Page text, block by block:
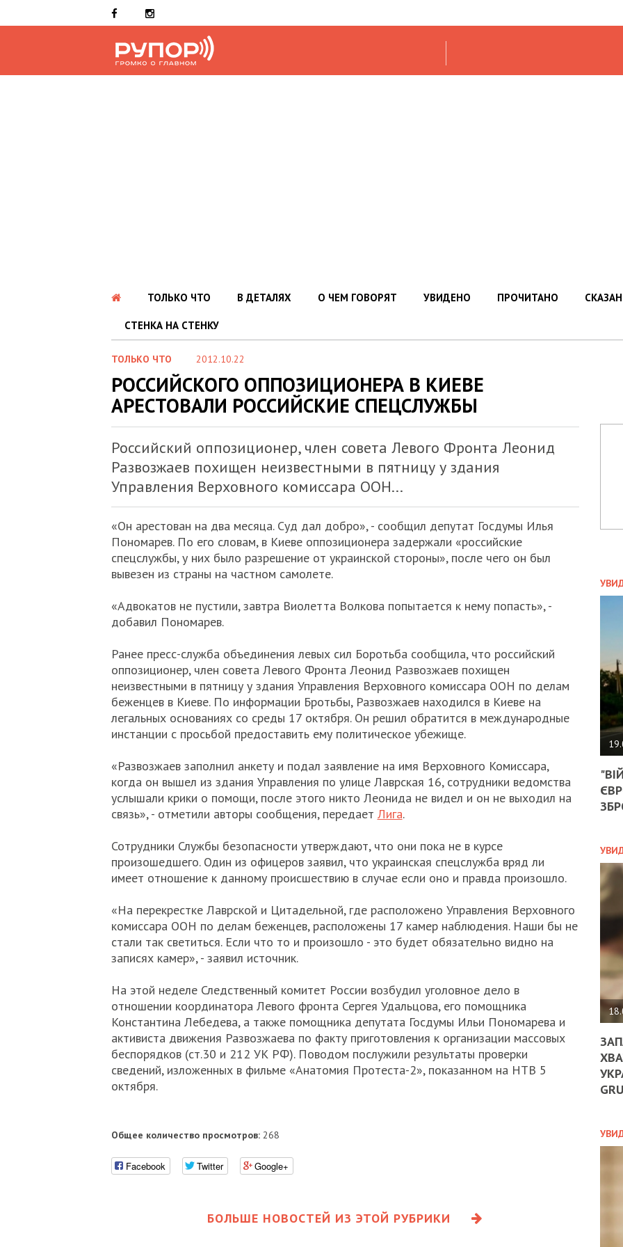
ТОЛЬКО ЧТО В ДЕТАЛЯХ О ЧЕМ ГОВОРЯТ УВИДЕНО ПРОЧИТАНО
СТЕНКА НА СТЕНКУ
ТОЛЬКО ЧТО 2012.10.22
РОССИЙСКОГО ОППОЗИЦИОНЕРА В КИЕВЕ
АРЕСТОВАЛИ РОССИЙСКИЕ СПЕЦСЛУЖБЫ
Российский оппозиционер, член совета Левого Фронта Леонид
Развозжаев похищен неизвестными в пятницу у здания
Управления Верховного комиссара ООН...
«Он арестован на два месяца. Суд дал добро», - сообщил депутат Госдумы Илья
Пономарев. По его словам, в Киеве оппозиционера задержали «российские
спецслужбы, у них было разрешение от украинской стороны», после чего он был
вывезен из страны на частном самолете.
«Адвокатов не пустили, завтра Виолетта Волкова попытается к нему попасть», -
добавил Пономарев.
Ранее пресс-служба объединения левых сил Боротьба сообщила, что российский
оппозиционер, член совета Левого Фронта Леонид Развозжаев похищен
неизвестными в пятницу у здания Управления Верховного комиссара ООН по делам
беженцев в Киеве. По информации Бротьбы, Развозжаев находился в Киеве на
легальных основаниях со среды 17 октября. Он решил обратится в международные
инстанции с просьбой предоставить ему политическое убежище.
«Развозжаев заполнил анкету и подал заявление на имя Верховного Комиссара,
когда он вышел из здания Управления по улице Лаврская 16, сотрудники ведомства
услышали крики о помощи, после этого никто Леонида не видел и он не выходил на
связь», - отметили авторы сообщения, передает Лига.
Сотрудники Службы безопасности утверждают, что они пока не в курсе
произошедшего. Один из офицеров заявил, что украинская спецслужба вряд ли
имеет отношение к данному происшествию в случае если оно и правда произошло.
«На перекрестке Лаврской и Цитадельной, где расположено Управления Верховного
комиссара ООН по делам беженцев, расположены 17 камер наблюдения. Наши бы не
стали так светиться. Если что то и произошло - это будет обязательно видно на
записях камер», - заявил источник.
На этой неделе Следственный комитет России возбудил уголовное дело в
отношении координатора Левого фронта Сергея Удальцова, его помощника
Константина Лебедева, а также помощника депутата Госдумы Ильи Пономарева и
активиста движения Развозжаева по факту приготовления к организации массовых
беспорядков (ст.30 и 212 УК РФ). Поводом послужили результаты проверки
сведений, изложенных в фильме «Анатомия Протеста-2», показанном на НТВ 5
октября.
Общее количество просмотров:268
Facebook Twitter Google+
БОЛЬШЕ НОВОСТЕЙ ИЗ ЭТОЙ РУБРИКИ
НА
ДО
ЄС
-